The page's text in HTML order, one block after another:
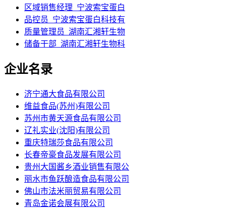
区域销售经理_宁波索宝蛋白
品控员_宁波索宝蛋白科技有
质量管理员_湖南汇湘轩生物
储备干部_湖南汇湘轩生物科
企业名录
济宁通大食品有限公司
维益食品(苏州)有限公司
苏州市黄天源食品有限公司
辽礼实业(沈阳)有限公司
重庆特瑞莎食品有限公司
长春帝豪食品发展有限公司
贵州大国酱乡酒业销售有限公
丽水市鱼跃酿造食品有限公司
佛山市法米丽贸易有限公司
青岛金诺会展有限公司